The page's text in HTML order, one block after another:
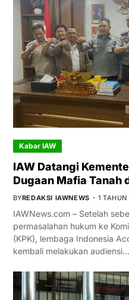
Kabar IAW
IAW Datangi
Dugaan Mafia Tanah
BYREDAKSI IAWNEWS 1 TAHUN
IAWNews.com – Setelah
permasalahan hukum ke
(KPK), lembaga Indonesia
kembali melakukan audiensi…